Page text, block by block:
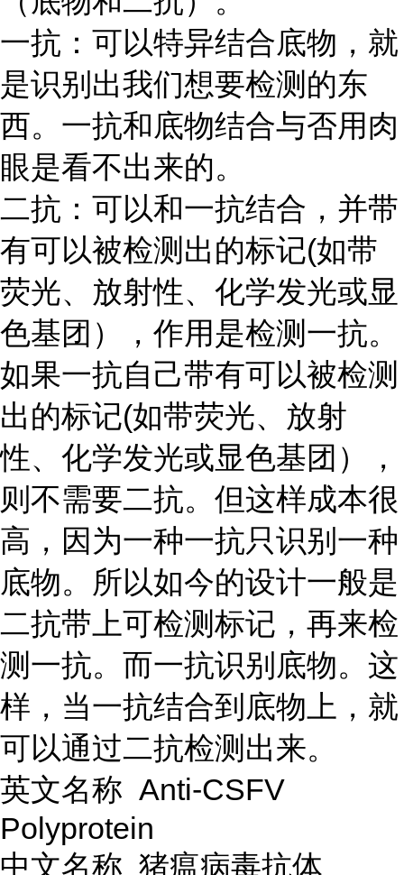
一抗：可以特异结合底物，就
是识别出我们想要检测的东
西。一抗和底物结合与否用肉
眼是看不出来的。
二抗：可以和一抗结合，并带
有可以被检测出的标记(如带
荧光、放射性、化学发光或显
色基团），作用是检测一抗。
如果一抗自己带有可以被检测
出的标记(如带荧光、放射
性、化学发光或显色基团），
则不需要二抗。但这样成本很
高，因为一种一抗只识别一种
底物。所以如今的设计一般是
二抗带上可检测标记，再来检
测一抗。而一抗识别底物。这
样，当一抗结合到底物上，就
可以通过二抗检测出来。
英文名称 Anti-CSFV
Polyprotein
中文名称 猪瘟病毒抗体